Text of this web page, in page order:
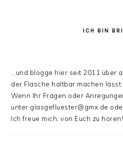
ICH BIN
…und blogge hier seit 2011 über
der Flasche haltbar machen lässt.
Wenn Ihr Fragen oder
unter glasgefluester@gmx.de
Ich freue mich, von Euch zu hören!